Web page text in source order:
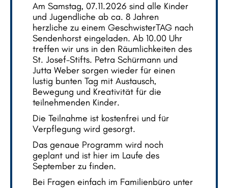
Am Samstag, 07.11.2026 sind alle Kinder
und Jugendliche ab ca. 8 Jahren
herzliche zu einem GeschwisterTAG nach
Sendenhorst eingeladen. Ab 10.00 Uhr
treffen wir uns in den Räumlichkeiten des
St. Josef-Stifts. Petra Schürmann und
Jutta Weber sorgen wieder für einen
lustig bunten Tag mit Austausch,
Bewegung und Kreativität für die
teilnehmenden Kinder.
Die Teilnahme ist kostenfrei und für
Verpflegung wird gesorgt.
Das genaue Programm wird noch
geplant und ist hier im Laufe des
September zu finden.
Bei Fragen einfach im Familienbüro unter